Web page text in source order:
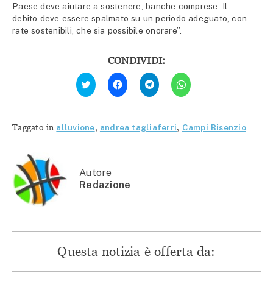
Paese deve aiutare a sostenere, banche comprese. Il
debito deve essere spalmato su un periodo adeguato, con
rate sostenibili, che sia possibile onorare”.
CONDIVIDI:
Fai
clic
qui
Twitter
(Si
finestra)
Fai
clic
per
condividere
(Si
apre
Fai
clic
per
condividere
(Si
apre
Fai
clic
per
(Si
apre
Taggato in alluvione, andrea tagliaferri, Campi Bisenzio
Autore
Redazione
Questa notizia è offerta da: